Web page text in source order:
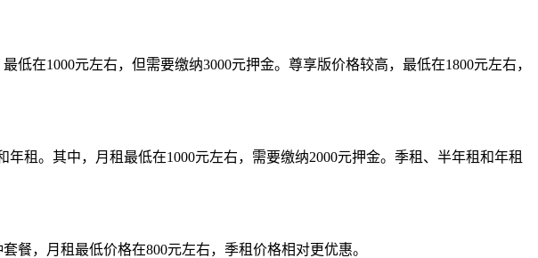
在1000元左右，但需要缴纳3000元押金。尊享版价格较高，最低在1800元左右，
租。其中，月租最低在1000元左右，需要缴纳2000元押金。季租、半年租和年租
餐，月租最低价格在800元左右，季租价格相对更优惠。